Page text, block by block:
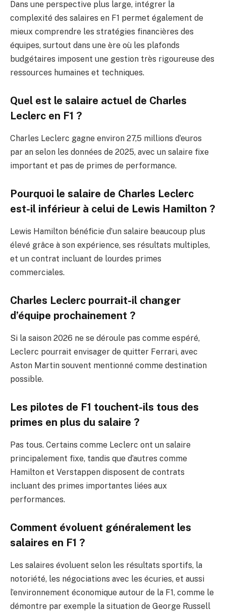
Dans une perspective plus large, intégrer la
complexité des salaires en F1 permet également de
mieux comprendre les stratégies financières des
équipes, surtout dans une ère où les plafonds
budgétaires imposent une gestion très rigoureuse des
ressources humaines et techniques.
Quel est le salaire actuel de Charles
Leclerc en F1 ?
Charles Leclerc gagne environ 27,5 millions d’euros
par an selon les données de 2025, avec un salaire fixe
important et pas de primes de performance.
Pourquoi le salaire de Charles Leclerc
est-il inférieur à celui de Lewis Hamilton ?
Lewis Hamilton bénéficie d’un salaire beaucoup plus
élevé grâce à son expérience, ses résultats multiples,
et un contrat incluant de lourdes primes
commerciales.
Charles Leclerc pourrait-il changer
d’équipe prochainement ?
Si la saison 2026 ne se déroule pas comme espéré,
Leclerc pourrait envisager de quitter Ferrari, avec
Aston Martin souvent mentionné comme destination
possible.
Les pilotes de F1 touchent-ils tous des
primes en plus du salaire ?
Pas tous. Certains comme Leclerc ont un salaire
principalement fixe, tandis que d’autres comme
Hamilton et Verstappen disposent de contrats
incluant des primes importantes liées aux
performances.
Comment évoluent généralement les
salaires en F1 ?
Les salaires évoluent selon les résultats sportifs, la
notoriété, les négociations avec les écuries, et aussi
l’environnement économique autour de la F1, comme le
démontre par exemple la situation de George Russell